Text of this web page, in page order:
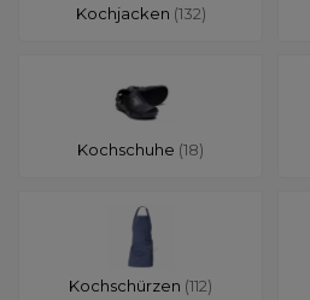
Kochjacken (132)
Kochschuhe (18)
Kochschürzen (112)